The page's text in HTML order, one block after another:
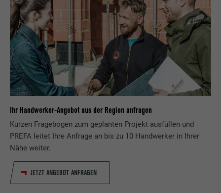
Ihr Handwerker-Angebot aus der Region anfragen
Kurzen Fragebogen zum geplanten Projekt ausfüllen und
PREFA leitet Ihre Anfrage an bis zu 10 Handwerker in Ihrer
Nähe weiter.
JETZT ANGEBOT ANFRAGEN